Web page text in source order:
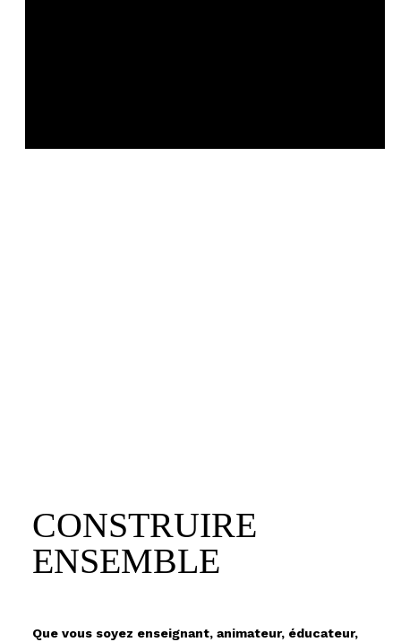
CONSTRUIRE
ENSEMBLE
Que vous soyez enseignant, animateur, éducateur,